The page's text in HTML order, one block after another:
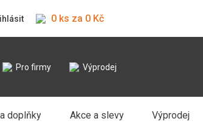
0 ks za 0 Kč
Pro firmy Výprodej
doplňky Akce a slevy Výprodej